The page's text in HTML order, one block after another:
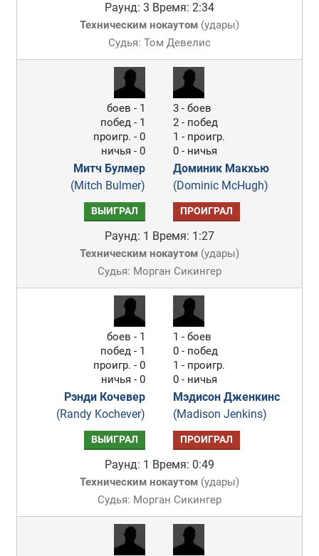
Раунд: 3 Время: 2:34
Техническим нокаутом(удары)
Судья: Том Девелис
боев - 1
побед - 1
проигр. - 0
ничья - 0
Митч Булмер
(Mitch Bulmer)
3 - боев
2 - побед
1 - проигр.
0 - ничья
Доминик Макхью
(Dominic McHugh)
ВЫИГРАЛ ПРОИГРАЛ
Раунд: 1 Время: 1:27
Техническим нокаутом(удары)
Судья: Морган Сикингер
боев - 1
побед - 1
проигр. - 0
ничья - 0
Рэнди Кочевер
(Randy Kochever)
1 - боев
0 - побед
1 - проигр.
0 - ничья
Мэдисон Дженкинс
(Madison Jenkins)
ВЫИГРАЛ ПРОИГРАЛ
Раунд: 1 Время: 0:49
Техническим нокаутом(удары)
Судья: Морган Сикингер